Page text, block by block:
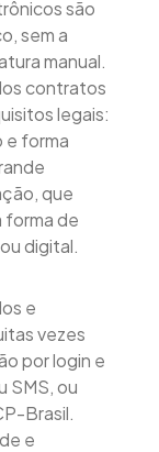
são
sem a
manual.
contratos
legais:
e forma
que
forma de
digital.
e
vezes
por login e
SMS, ou
Brasil.
e